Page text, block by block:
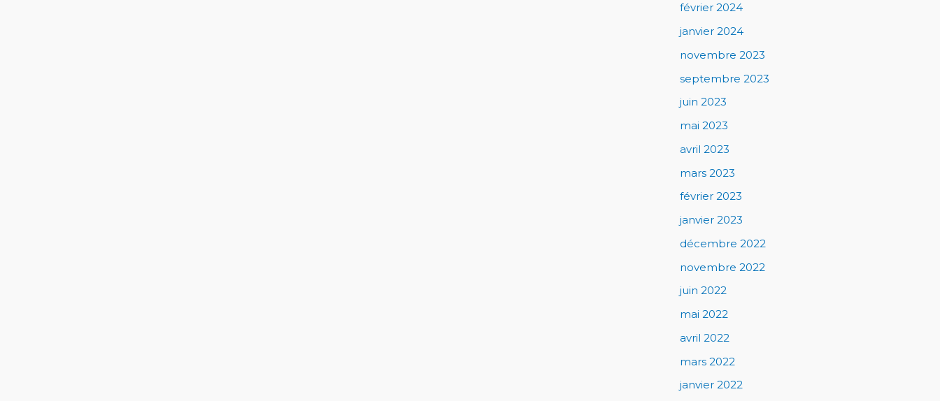
février 2024
janvier 2024
novembre 2023
septembre 2023
juin 2023
mai 2023
avril 2023
mars 2023
février 2023
janvier 2023
décembre 2022
novembre 2022
juin 2022
mai 2022
avril 2022
mars 2022
janvier 2022